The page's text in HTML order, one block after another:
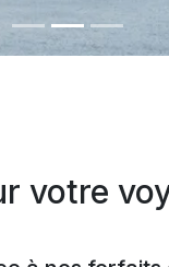
votre